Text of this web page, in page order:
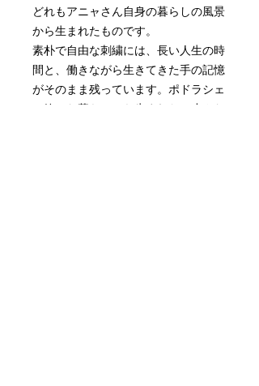
どれもアニャさん自身の暮らしの風景
から生まれたものです。
素朴で自由な刺繍には、長い人生の時
間と、働きながら生きてきた手の記憶
がそのまま残っています。ポドラシェ
の静かな暮らしから生まれた、小さな